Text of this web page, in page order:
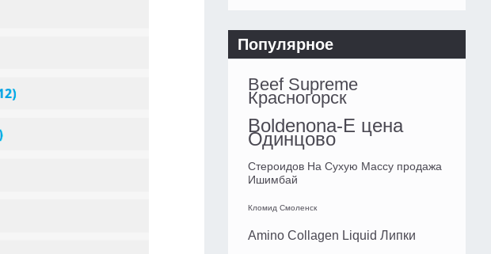
Популярное
Beef Supreme
Красногорск
Boldenona-E цена
Одинцово
Стероидов На Сухую Массу продажа
Ишимбай
Кломид Смоленск
Amino Collagen Liquid Липки